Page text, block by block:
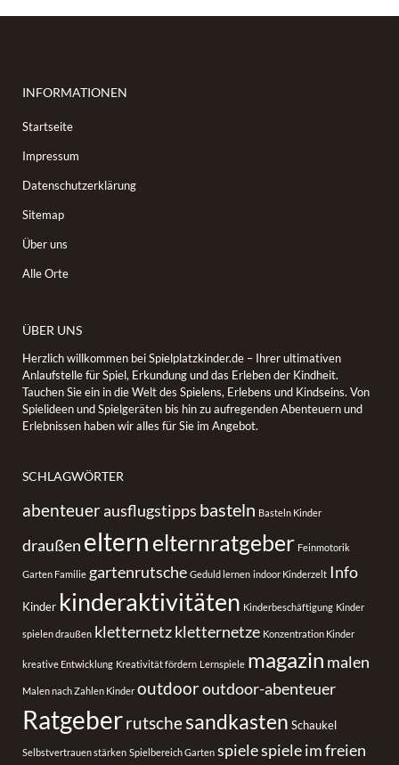
INFORMATIONEN
Startseite
Impressum
Datenschutzerklärung
Sitemap
Über uns
Alle Orte
ÜBER UNS
Herzlich willkommen bei Spielplatzkinder.de – Ihrer ultimativen
Anlaufstelle für Spiel, Erkundung und das Erleben der Kindheit.
Tauchen Sie ein in die Welt des Spielens, Erlebens und Kindseins. Von
Spielideen und Spielgeräten bis hin zu aufregenden Abenteuern und
Erlebnissen haben wir alles für Sie im Angebot.
SCHLAGWÖRTER
abenteuerausflugstipps basteln Basteln Kinder
draußen eltern elternratgeber Feinmotorik
Garten Familie gartenrutsche Geduld lernen indoor Kinderzelt Info
Kinder kinderaktivitäten Kinderbeschäftigung Kinder
spielen draußen kletternetzkletternetze Konzentration Kinder
kreative Entwicklung Kreativität fördern Lernspiele magazin malen
Malen nach Zahlen Kinder outdooroutdoor-abenteuer
Ratgeberrutschesandkasten Schaukel
Selbstvertrauen stärken Spielbereich Garten spielespiele im freien